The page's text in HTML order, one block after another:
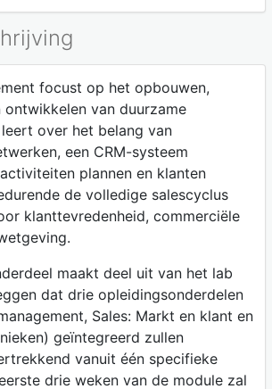
focust op het opbouwen,
ontwikkelen van duurzame
over het belang van
een CRM-systeem
plannen en klanten
de volledige salescyclus
klanttevredenheid, commerciële
maakt deel uit van het lab
dat drie opleidingsonderdelen
Sales: Markt en klant en
geïntegreerd zullen
vanuit één specifieke
drie weken van de module zal